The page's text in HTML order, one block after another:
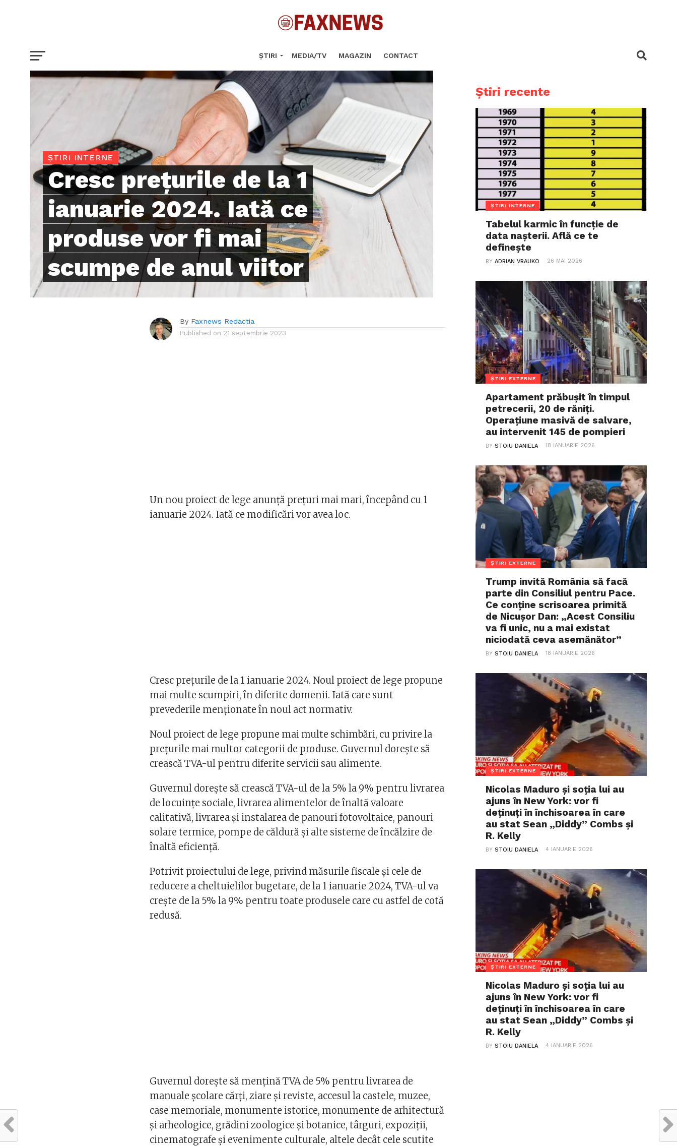
ȘTIRI MEDIA/TV MAGAZIN CONTACT
ȘTIRI INTERNE
Cresc prețurile de la 1
ianuarie 2024. Iată ce
produse vor fi mai
scumpe de anul viitor
By Faxnews Redactia
Published on 21 septembrie 2023
Un nou proiect de lege anunță prețuri mai mari, începând cu 1
ianuarie 2024. Iată ce modificări vor avea loc.
Cresc prețurile de la 1 ianuarie 2024. Noul proiect de lege propune
mai multe scumpiri, în diferite domenii. Iată care sunt
prevederile menționate în noul act normativ.
Noul proiect de lege propune mai multe schimbări, cu privire la
prețurile mai multor categorii de produse. Guvernul dorește să
crească TVA-ul pentru diferite servicii sau alimente.
Guvernul dorește să crească TVA-ul de la 5% la 9% pentru livrarea
de locuințe sociale, livrarea alimentelor de înaltă valoare
calitativă, livrarea şi instalarea de panouri fotovoltaice, panouri
solare termice, pompe de căldură şi alte sisteme de încălzire de
înaltă eficiență.
Potrivit proiectului de lege, privind măsurile fiscale și cele de
reducere a cheltuielilor bugetare, de la 1 ianuarie 2024, TVA-ul va
crește de la 5% la 9% pentru toate produsele care cu astfel de cotă
redusă.
Guvernul dorește să mențină TVA de 5% pentru livrarea de
manuale școlare cărți, ziare și reviste, accesul la castele, muzee,
case memoriale, monumente istorice, monumente de arhitectură
şi arheologice, grădini zoologice și botanice, târguri, expoziții,
cinematografe și evenimente culturale, altele decât cele scutite
Știri recente
ȘTIRI INTERNE
Tabelul karmic în funcție de
data nașterii. Află ce te
definește
BYADRIAN VRAUKO 26 MAI 2026
ȘTIRI EXTERNE
Apartament prăbușit în timpul
petrecerii, 20 de răniți.
Operațiune masivă de salvare,
au intervenit 145 de pompieri
BYSTOIU DANIELA 18 IANUARIE 2026
ȘTIRI EXTERNE
Trump invită România să facă
parte din Consiliul pentru Pace.
Ce conține scrisoarea primită
de Nicușor Dan: „Acest Consiliu
va fi unic, nu a mai existat
niciodată ceva asemănător”
BYSTOIU DANIELA 18 IANUARIE 2026
ȘTIRI EXTERNE
Nicolas Maduro și soția lui au
ajuns în New York: vor fi
deținuți în închisoarea în care
au stat Sean „Diddy” Combs și
R. Kelly
BYSTOIU DANIELA 4 IANUARIE 2026
ȘTIRI EXTERNE
Nicolas Maduro și soția lui au
ajuns în New York: vor fi
deținuți în închisoarea în care
au stat Sean „Diddy” Combs și
R. Kelly
BYSTOIU DANIELA 4 IANUARIE 2026